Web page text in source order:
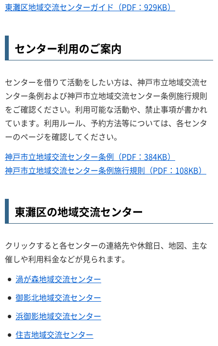
東灘区地域交流センターガイド（PDF：929KB）
センター利用のご案内
センターを借りて活動をしたい方は、神戸市立地域交流セ
ンター条例および神戸市立地域交流センター条例施行規則
をご確認ください。利用可能な活動や、禁止事項が書かれ
ています。利用ルール、予約方法等については、各センタ
ーのページを確認してください。
神戸市立地域交流センター条例（PDF：384KB）
神戸市立地域交流センター条例施行規則（PDF：108KB）
東灘区の地域交流センター
クリックすると各センターの連絡先や休館日、地図、主な
催しや利用料金などが見られます。
渦が森地域交流センター
御影北地域交流センター
浜御影地域交流センター
住吉地域交流センター